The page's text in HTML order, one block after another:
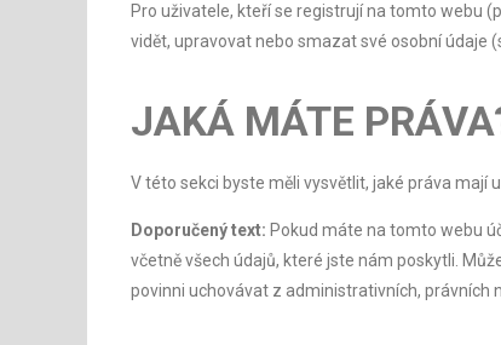
Pro uživatele, kteří se registrují na tomto webu
vidět, upravovat nebo smazat své osobní
JAKÁ MÁTE
V této sekci byste měli vysvětlit, jaké práva mají
Doporučený text: Pokud máte na tomto webu
včetně všech údajů, které jste nám poskytli.
povinni uchovávat z administrativních, právních